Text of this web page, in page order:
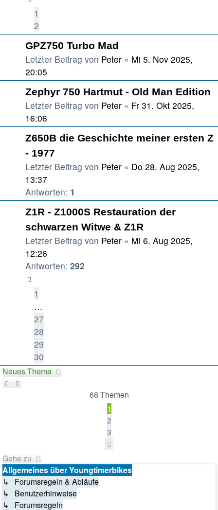
1
2
GPZ750 Turbo Mad
Letzter Beitrag von Peter « Mi 5. Nov 2025,
20:05
Zephyr 750 Hartmut - Old Man Edition
Letzter Beitrag von Peter « Fr 31. Okt 2025,
16:06
Z650B die Geschichte meiner ersten Z
- 1977
Letzter Beitrag von Peter « Do 28. Aug 2025,
13:37
Antworten: 1
Z1R - Z1000S Restauration der
schwarzen Witwe & Z1R
Letzter Beitrag von Peter « Mi 6. Aug 2025,
12:26
Antworten: 292
1
…
27
28
29
30
Neues Thema
68 Themen
1
2
3
Gehe zu
Allgemeines über Youngtimerbikes
↳ Forumsregeln & Abläufe
↳ Benutzerhinweise
↳ Forumsregeln